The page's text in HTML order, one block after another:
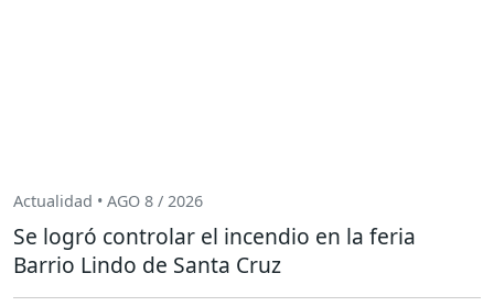
Actualidad • AGO 8 / 2026
Se logró controlar el incendio en la feria
Barrio Lindo de Santa Cruz